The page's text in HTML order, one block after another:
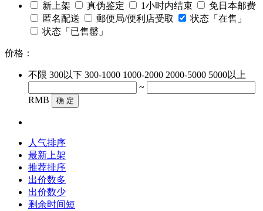
新上架 真伪鉴定 1小时内结束
免日本邮费
匿名配送
郵便局/便利店受取
状态「在售」
状态「已售罄」
价格：
不限 300以下 300-1000 1000-2000 2000-5000 5000以上
~
RMB
确 定
人气排序
最新上架
推荐排序
出价数多
出价数少
剩余时间短